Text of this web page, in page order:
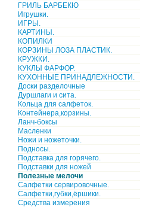
ГРИЛЬ БАРБЕКЮ
Игрушки.
ИГРЫ.
КАРТИНЫ.
КОПИЛКИ
КОРЗИНЫ ЛОЗА ПЛАСТИК.
КРУЖКИ.
КУКЛЫ ФАРФОР.
КУХОННЫЕ ПРИНАДЛЕЖНОСТИ.
Доски разделочные
Дуршлаги и сита.
Кольца для салфеток.
Контейнера,корзины.
Ланч-боксы
Масленки
Ножи и ножеточки.
Подносы.
Подставка для горячего.
Подставки для ножей
Полезные мелочи
Салфетки сервировочные.
Салфетки,губки,ёршики.
Средства измерения